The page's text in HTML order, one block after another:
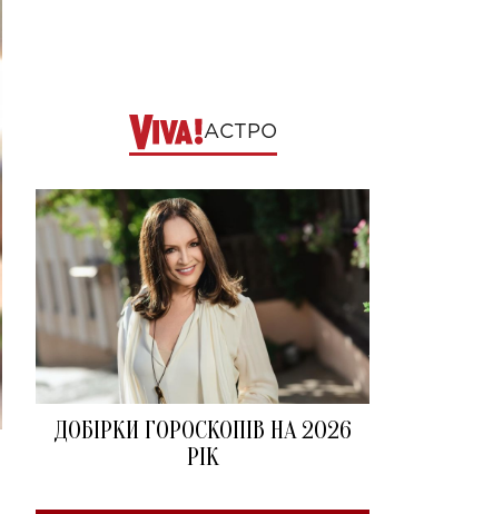
АСТРО
ДОБІРКИ ГОРОСКОПІВ НА 2026
РІК